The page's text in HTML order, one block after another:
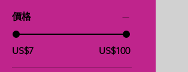
價格
US$7 US$100